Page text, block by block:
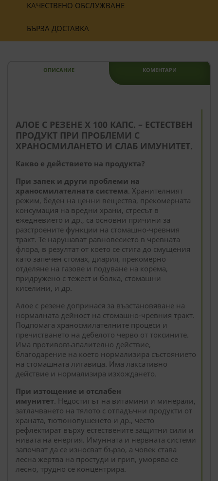
КАЧЕСТВЕНО ОБСЛУЖВАНЕ
БЪРЗА ДОСТАВКА
ОПИСАНИЕ КОМЕНТАРИ
АЛОЕ С РЕЗЕНЕ Х 100 КАПС. – ЕСТЕСТВЕН
ПРОДУКТ ПРИ ПРОБЛЕМИ С
ХРАНОСМИЛАНЕТО И СЛАБ ИМУНИТЕТ.
Какво е действието на продукта?
При запек и други проблеми на
храносмилателната система. Хранителният
режим, беден на ценни вещества, прекомерната
консумация на вредни храни, стресът в
ежедневието и др., са основни причини за
разстроените функции на стомашно-чревния
тракт. Те нарушават равновесието в чревната
флора, в резултат от което се стига до смущения
като запечен стомах, диария, прекомерно
отделяне на газове и подуване на корема,
придружено с тежест и болка, стомашни
киселини, и др.
Алое с резене допринася за възстановяване на
нормалната дейност на стомашно-чревния тракт.
Подпомага храносмилателните процеси и
пречистването на дебелото черво от токсините.
Има противовъзпалително действие,
благодарение на което нормализира състоянието
на стомашната лигавица. Има лаксативно
действие и нормализира изхождането.
При изтощение и отслабен
имунитет. Недостигът на витамини и минерали,
затлачването на тялото с отпадъчни продукти от
храната, тютюнопушенето и др., често
рефлектират върху естествените защитни сили и
нивата на енергия. Имунната и нервната системи
започват да се износват бързо, а човек става
лесна жертва на простуди и грип, уморява се
лесно, трудно се концентрира.